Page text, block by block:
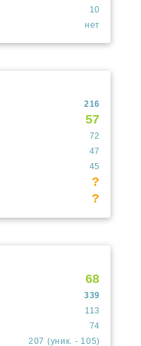
10
нет
216
57
72
47
45
?
?
68
339
113
74
207 (уник. - 105)